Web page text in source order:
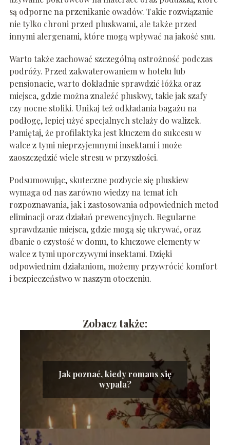
są odporne na przenikanie owadów. Takie rozwiązanie
nie tylko chroni przed pluskwami, ale także przed
innymi alergenami, które mogą wpływać na jakość snu.
Warto także zachować szczególną ostrożność podczas
podróży. Przed zakwaterowaniem w hotelu lub
pensjonacie, warto dokładnie sprawdzić łóżka oraz
miejsca, gdzie można znaleźć pluskwy, takie jak szafy
czy nocne stoliki. Unikaj też odkładania bagażu na
podłogę, lepiej użyć specjalnych stelaży do walizek.
Pamiętaj, że profilaktyka jest kluczem do sukcesu w
walce z tymi nieprzyjemnymi insektami i może
zaoszczędzić wiele stresu w przyszłości.
Podsumowując, skuteczne pozbycie się pluskiew
wymaga od nas zarówno wiedzy na temat ich
rozpoznawania, jak i zastosowania odpowiednich metod
eliminacji oraz działań prewencyjnych. Regularne
sprawdzanie miejsca, gdzie mogą się ukrywać, oraz
dbanie o czystość w domu, to kluczowe elementy w
walce z tymi uporczywymi insektami. Dzięki
odpowiednim działaniom, możemy przywrócić komfort
i bezpieczeństwo w naszym otoczeniu.
Zobacz także:
Jak poznać, kiedy romans się
wypala?